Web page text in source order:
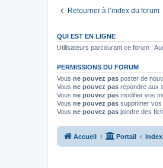
Retourner à l’index du forum
QUI EST EN LIGNE
Utilisateurs parcourant ce forum :
PERMISSIONS DU FORUM
Vous ne pouvez pas poster de
Vous ne pouvez pas répondre aux
Vous ne pouvez pas modifier vos
Vous ne pouvez pas supprimer
Vous ne pouvez pas joindre des
Accueil Portail